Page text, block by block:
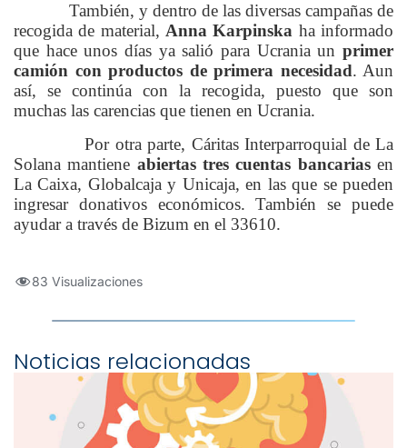
También, y dentro de las diversas campañas de
recogida de material, Anna Karpinska ha informado
que hace unos días ya salió para Ucrania un primer
camión con productos de primera necesidad. Aun
así, se continúa con la recogida, puesto que son
muchas las carencias que tienen en Ucrania.
Por otra parte, Cáritas Interparroquial de La
Solana mantiene abiertas tres cuentas bancariasen
La Caixa, Globalcaja y Unicaja, en las que se pueden
ingresar donativos económicos. También se puede
ayudar a través de Bizum en el 33610.
83 Visualizaciones
Noticias relacionadas